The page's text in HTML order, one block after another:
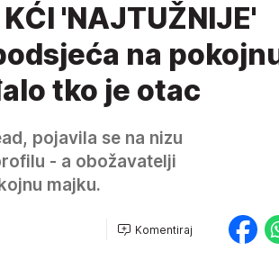
'NAJTUŽNIJE'
na
tko je otac
pojavila se na nizu
- a obožavatelji
majku.
Komentiraj